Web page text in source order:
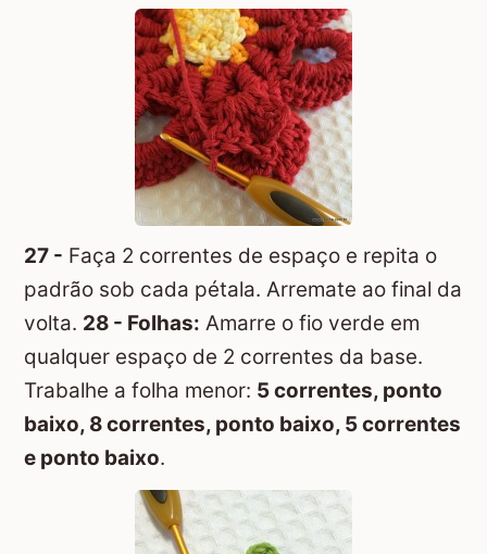
27 - Faça 2 correntes de espaço e repita o
padrão sob cada pétala. Arremate ao final da
volta. 28 - Folhas: Amarre o fio verde em
qualquer espaço de 2 correntes da base.
Trabalhe a folha menor: 5 correntes, ponto
baixo, 8 correntes, ponto baixo, 5 correntes
e ponto baixo.